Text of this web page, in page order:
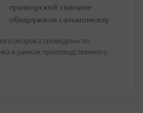
приморской свинине
обнаружили сальмонеллу
окорока проведены по
в рамках производственного